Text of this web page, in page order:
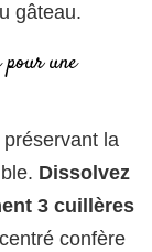
gâteau.
pour une
la
Dissolvez
3 cuillères
confère